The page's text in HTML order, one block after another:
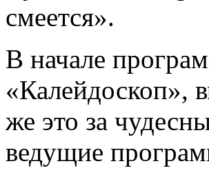
смеется».
В начале
«Калейдоскоп»,
же это за
ведущие